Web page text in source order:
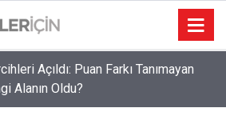
Açıldı: Puan Farkı Tanımayan
Alanın Oldu?